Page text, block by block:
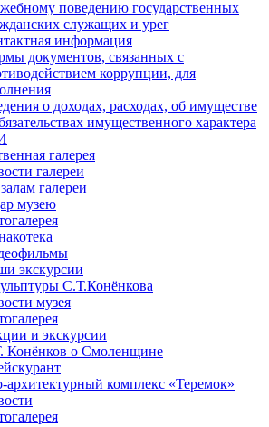
поведению государственных
служащих и урег
информация
документов, связанных с
коррупции, для
о доходах, расходах, об имуществе
имущественного характера
галерея
галереи
галереи
музею
экскурсии
С.Т.Конёнкова
музея
и экскурсии
Конёнков о Смоленщине
архитектурный комплекс «Теремок»